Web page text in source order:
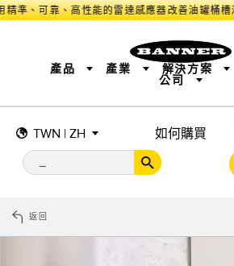
準、可靠、高性能的雷達感應器改善油罐桶槽
TWN | ZH 如何購買
產品
感測器 量測解決方案
工作燈
工業無線
遠端 I/O
CONNECTIVITY
科技
產業 解決方案
工業物聯網與智慧工廠​
智慧感測
追蹤與追溯​
工業照明​
狀態指示​
量測與檢
雷達應用​
公司
返回